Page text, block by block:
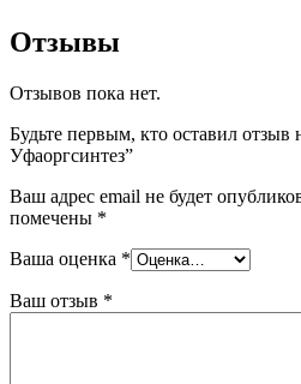
Отзывы
Отзывов пока нет.
Будьте первым, кто оставил отзыв
Уфаоргсинтез”
Ваш адрес email не будет
помечены *
Ваша оценка *
Ваш отзыв *